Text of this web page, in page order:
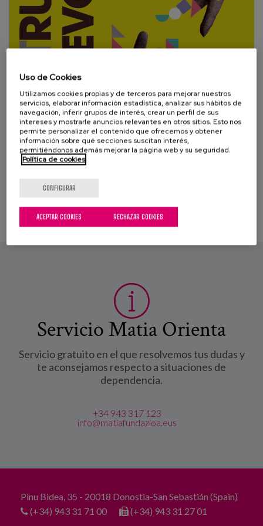
Prensa
Canal de denuncias
Servicio Matia Orienta
Servicio gratuito en el que resolvemos tus dudas y
te aconsejamos respecto a situaciones de
dependencia.
+34 943 317 123
info@matiafundazioa.eus
Pinu Bidea, 35 - 20018 Donostia-San Sebastián (Spain)
(+34) 943 31 71 00
(+34) 943 31 27 01
Uso de Cookies
Utilizamos cookies propias y de terceros para mejorar nuestros
servicios, elaborar información estadística, analizar sus hábitos de
navegación, inferir grupos de interés, crear un perfil de sus
intereses y mostrarle anuncios relevantes en otros sitios. Esto nos
permite personalizar el contenido que ofrecemos y obtener
información sobre qué secciones suscitan interés,
permitiéndonos además mejorar la página web y su seguridad.
Política de cookies
CONFIGURAR
RECHAZAR COOKIES
ACEPTAR COOKIES